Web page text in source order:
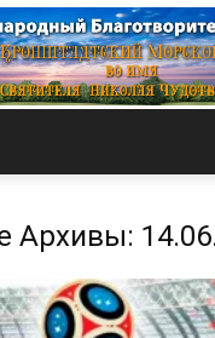
Архивы: